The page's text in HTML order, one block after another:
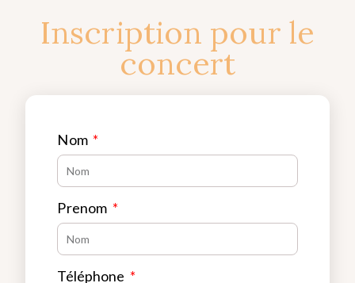
Inscription pour le
concert
Nom
Prenom
Téléphone